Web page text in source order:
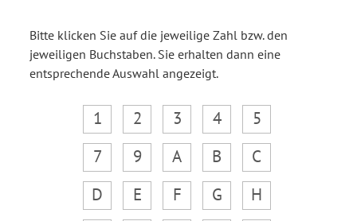
Bitte klicken Sie auf die jeweilige Zahl bzw. den
jeweiligen Buchstaben. Sie erhalten dann eine
entsprechende Auswahl angezeigt.
1 2 3 4
5
7
9 A B
C
D
E F G
H